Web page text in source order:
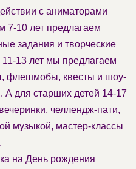
с аниматорами
10 лет предлагаем
задания и творческие
13 лет мы предлагаем
флешмобы, квесты и шоу-
для старших детей 14-17
челлендж-пати,
музыкой, мастер-классы
на День рождения